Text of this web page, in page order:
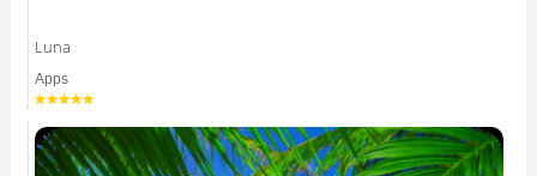
Luna
Apps